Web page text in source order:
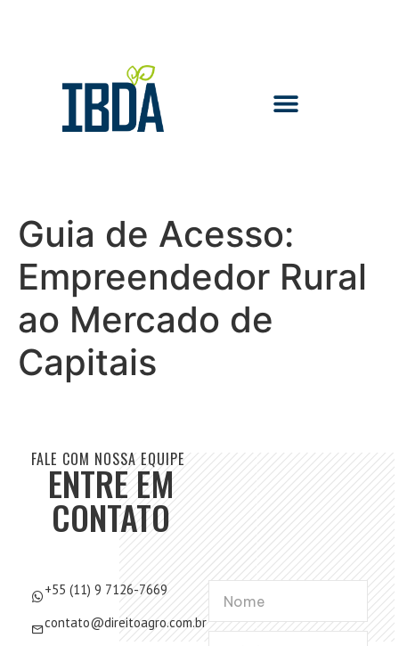
Guia de Acesso:
Empreendedor Rural
ao Mercado de
Capitais
FALE COM NOSSA EQUIPE
ENTRE EM
CONTATO
+55 (11) 9 7126-7669
contato@direitoagro.com.br